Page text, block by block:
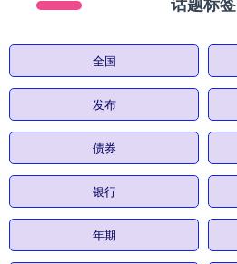
全国
发布
债券
银行
年期